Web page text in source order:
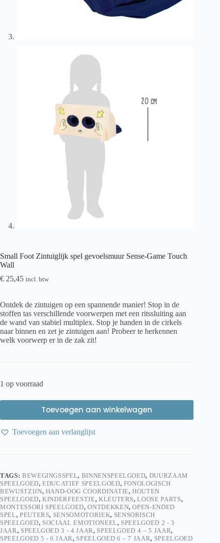
Small Foot Zintuiglijk spel gevoelsmuur Sense-Game Touch
Wall
€ 25,45 incl. btw
Ontdek de zintuigen op een spannende manier! Stop in de
stoffen tas verschillende voorwerpen met een ritssluiting aan
de wand van stabiel multiplex. Stop je handen in de cirkels
naar binnen en zet je zintuigen aan! Probeer te herkennen
welk voorwerp er in de zak zit!
1 op voorraad
Toevoegen aan winkelwagen
Toevoegen aan verlanglijst
TAGS: BEWEGINGSSPEL, BINNENSPEELGOED, DUURZAAM
SPEELGOED,EDUCATIEF SPEELGOED, FONOLOGISCH
BEWUSTZIJN, HAND-OOG COORDINATIE,HOUTEN
SPEELGOED,KINDERFEESTJE, KLEUTERS,LOOSE PARTS,
MONTESSORI SPEELGOED,ONTDEKKEN,OPEN-ENDED
SPEL, PEUTERS, SENSOMOTORIEK, SENSORISCH
SPEELGOED, SOCIAAL EMOTIONEEL, SPEELGOED 2 - 3
JAAR , SPEELGOED 3 - 4 JAAR , SPEELGOED 4 – 5 JAAR,
SPEELGOED 5 - 6 JAAR , SPEELGOED 6 – 7 JAAR, SPEELGOED